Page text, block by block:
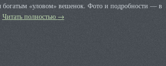
богатым «уловом» вешенок. Фото и подробности — в
Читать полностью →